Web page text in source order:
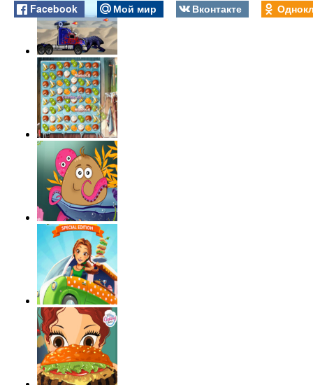
Facebook Мой мир Вконтакте